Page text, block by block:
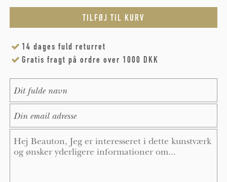
14 dages fuld returret
Gratis fragt på ordre over 1000 DKK